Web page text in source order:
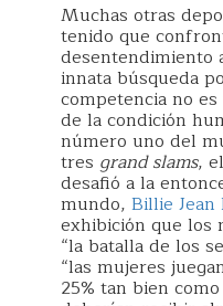
‌Muchas otras
tenido que
desentendimiento
innata búsqueda
competencia no
de la condición
número uno del
tres grand slams,
desafió a la
mundo, Billie Jean
exhibición que los
“la batalla de los
“las mujeres
25% tan bien